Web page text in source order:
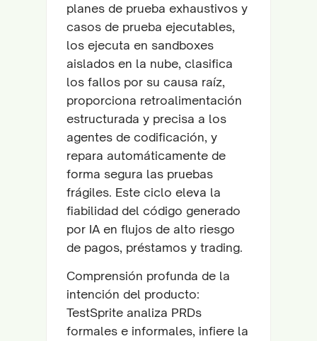
planes de prueba exhaustivos y
casos de prueba ejecutables,
los ejecuta en sandboxes
aislados en la nube, clasifica
los fallos por su causa raíz,
proporciona retroalimentación
estructurada y precisa a los
agentes de codificación, y
repara automáticamente de
forma segura las pruebas
frágiles. Este ciclo eleva la
fiabilidad del código generado
por IA en flujos de alto riesgo
de pagos, préstamos y trading.
Comprensión profunda de la
intención del producto:
TestSprite analiza PRDs
formales e informales, infiere la